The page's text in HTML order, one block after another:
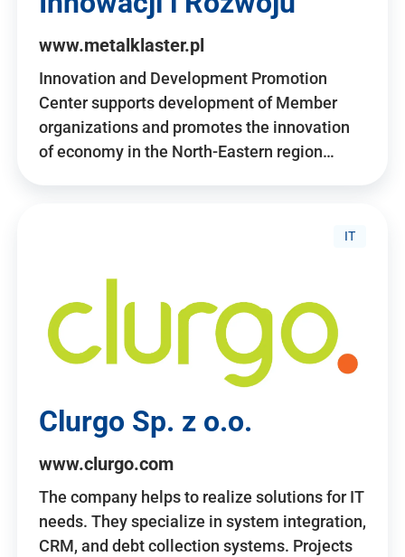
www.metalklaster.pl
Innovation and Development Promotion
Center supports development of Member
organizations and promotes the innovation
of economy in the North-Eastern region…
IT
Clurgo Sp. z o.o.
www.clurgo.com
The company helps to realize solutions for IT
needs. They specialize in system integration,
CRM, and debt collection systems. Projects